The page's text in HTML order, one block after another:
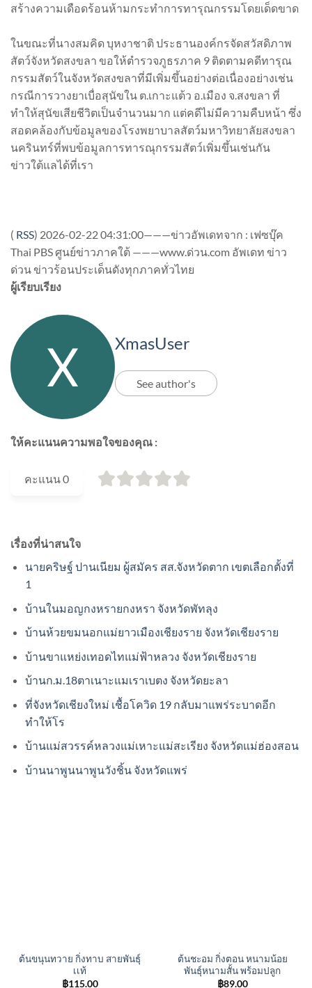
สร้างความเดือดร้อนห้ามกระทำการทารุณกรรมโดยเด็ดขาด
ในขณะที่นางสมคิด บุหงาชาติ ประธานองค์กรจัดสวัสดิภาพ
สัตว์จังหวัดสงขลา ขอให้ตำรวจภูธรภาค 9 ติดตามคดีทารุณ
กรรมสัตว์ในจังหวัดสงขลาที่มีเพิ่มขึ้นอย่างต่อเนื่องอย่างเช่น
กรณีการวางยาเบื่อสุนัขใน ต.เกาะแต้ว อ.เมือง จ.สงขลา ที่
ทำให้สุนัขเสียชีวิตเป็นจำนวนมาก แต่คดีไม่มีความคืบหน้า ซึ่ง
สอดคล้องกับข้อมูลของโรงพยาบาลสัตว์มหาวิทยาลัยสงขลา
นครินทร์ที่พบข้อมูลการทารณุกรรมสัตว์เพิ่มขึ้นเช่นกัน
ข่าวใต้แลได้ที่เรา
( RSS) 2026-02-22 04:31:00———ข่าวอัพเดทจาก : เฟซบุ๊ค
Thai PBS ศูนย์ข่าวภาคใต้ ———www.ด่วน.com อัพเดท ข่าว
ด่วน ข่าวร้อนประเด็นดังทุกภาคทั่วไทย
ผู้เรียบเรียง
XmasUser
See author's
ให้คะแนนความพอใจของคุณ :
คะแนน0
เรื่องที่น่าสนใจ
นายคริษฐ์ ปานเนียม ผู้สมัคร สส.จังหวัดตาก เขตเลือกตั้งที่
1
บ้านในมอญกงหรายกงหรา จังหวัดพัทลุง
บ้านห้วยขมนอกแม่ยาวเมืองเชียงราย จังหวัดเชียงราย
บ้านขาแหย่งเทอดไทแม่ฟ้าหลวง จังหวัดเชียงราย
บ้านก.ม.18ตาเนาะแมเราเบตง จังหวัดยะลา
ที่จังหวัดเชียงใหม่ เชื้อโควิด 19 กลับมาแพร่ระบาดอีก
ทำให้โร
บ้านแม่สวรรค์หลวงแม่เหาะแม่สะเรียง จังหวัดแม่ฮ่องสอน
บ้านนาพูนนาพูนวังชิ้น จังหวัดแพร่
ต้นขนุนทวาย กิ่งทาบ สายพันธุ์
เเท้
฿115.00
ต้นชะอม กิ่งตอน หนามน้อย
พันธุ์หนามสั้น พร้อมปลูก
฿89.00